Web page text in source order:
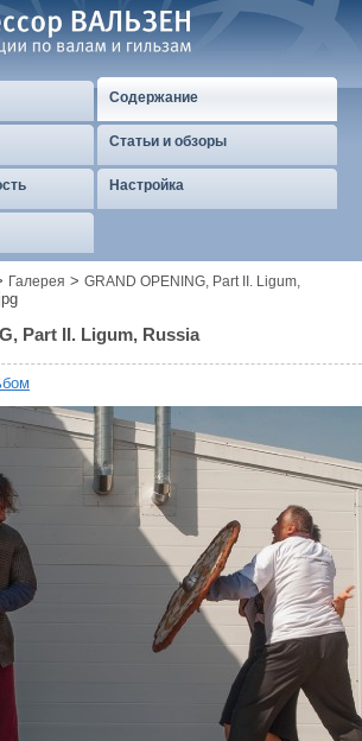
Содержание
Статьи и обзоры
Настройка
Галерея > GRAND OPENING, Part II. Ligum,
Part II. Ligum, Russia